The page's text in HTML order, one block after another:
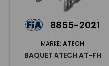
8855-2021
MARKE: ATECH
BAQUET ATECH AT-FH